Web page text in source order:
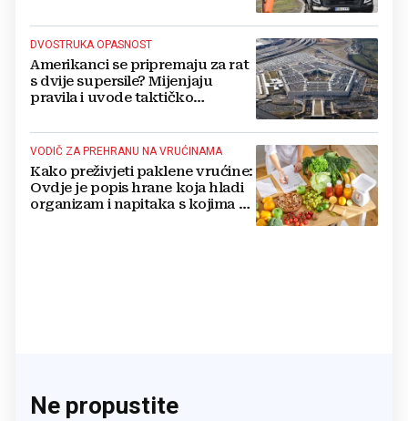
DVOSTRUKA OPASNOST
Amerikanci se pripremaju za rat
s dvije supersile? Mijenjaju
pravila i uvode taktičko
VODIČ ZA PREHRANU NA VRUĆINAMA
Kako preživjeti paklene vrućine:
Ovdje je popis hrane koja hladi
organizam i napitaka s kojima si
Ne propustite